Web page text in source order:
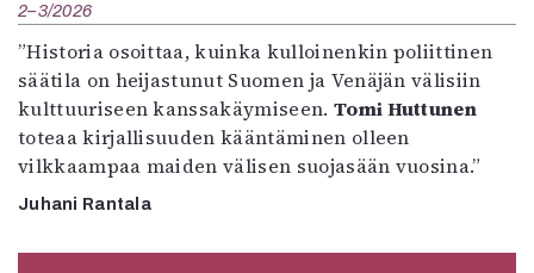
2–3/2026
”Historia osoittaa, kuinka kulloinenkin poliittinen
säätila on heijastunut Suomen ja Venäjän välisiin
kulttuuriseen kanssakäymiseen. Tomi Huttunen
toteaa kirjallisuuden kääntäminen olleen
vilkkaampaa maiden välisen suojasään vuosina.”
Juhani Rantala